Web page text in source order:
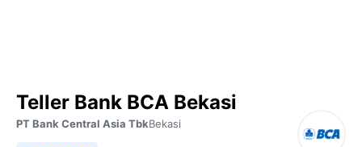
Teller Bank BCA Bekasi
PT Bank Central Asia TbkBekasi